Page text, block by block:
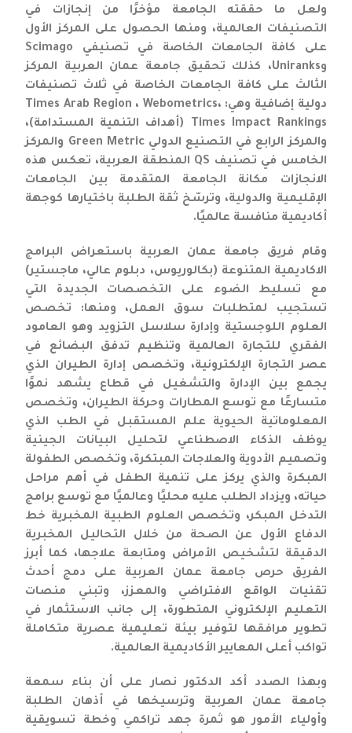
ولعل ما حققته الجامعة مؤخرًا من إنجازات في
التصنيفات العالمية، ومنها الحصول على المركز الأول
على كافة الجامعات الخاصة في تصنيفي Scimago
وUniranks، كذلك تحقيق جامعة عمان العربية المركز
الثالث على كافة الجامعات الخاصة في ثلاث تصنيفات
دولية إضافية وهي: Times Arab Region ، Webometrics،
Times Impact Rankings (أهداف التنمية المستدامة)،
والمركز الرابع في التصنيع الدولي Green Metric والمركز
الخامس في تصنيف QS المنطقة العربية، تعكس هذه
الانجازات مكانة الجامعة المتقدمة بين الجامعات
الإقليمية والدولية، وترسّخ ثقة الطلبة باختيارها كوجهة
أكاديمية منافسة عالميًا.
وقام فريق جامعة عمان العربية باستعراض البرامج
الاكاديمية المتنوعة (بكالوريوس، دبلوم عالي، ماجستير)
مع تسليط الضوء على التخصصات الجديدة التي
تستجيب لمتطلبات سوق العمل، ومنها: تخصص
العلوم اللوجستية وإدارة سلاسل التزويد وهو العامود
الفقري للتجارة العالمية وتنظيم تدفق البضائع في
عصر التجارة الإلكترونية، وتخصص إدارة الطيران الذي
يجمع بين الإدارة والتشغيل في قطاع يشهد نموًا
متسارعًا مع توسع المطارات وحركة الطيران، وتخصص
المعلوماتية الحيوية علم المستقبل في الطب الذي
يوظف الذكاء الاصطناعي لتحليل البيانات الجينية
وتصميم الأدوية والعلاجات المبتكرة، وتخصص الطفولة
المبكرة والذي يركز على تنمية الطفل في أهم مراحل
حياته، ويزداد الطلب عليه محليًا وعالميًا مع توسع برامج
التدخل المبكر، وتخصص العلوم الطبية المخبرية خط
الدفاع الأول عن الصحة من خلال التحاليل المخبرية
الدقيقة لتشخيص الأمراض ومتابعة علاجها، كما أبرز
الفريق حرص جامعة عمان العربية على دمج أحدث
تقنيات الواقع الافتراضي والمعزز، وتبني منصات
التعليم الإلكتروني المتطورة، إلى جانب الاستثمار في
تطوير مرافقها لتوفير بيئة تعليمية عصرية متكاملة
تواكب أعلى المعايير الأكاديمية العالمية.
وبهذا الصدد أكد الدكتور نصار على أن بناء سمعة
جامعة عمان العربية وترسيخها في أذهان الطلبة
وأولياء الأمور هو ثمرة جهد تراكمي وخطة تسويقية